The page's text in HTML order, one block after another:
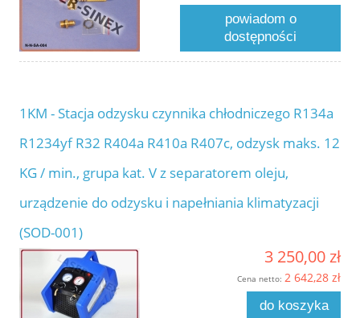
powiadom o
dostępności
1KM - Stacja odzysku czynnika chłodniczego R134a
R1234yf R32 R404a R410a R407c, odzysk maks. 12
KG / min., grupa kat. V z separatorem oleju,
urządzenie do odzysku i napełniania klimatyzacji
(SOD-001)
3 250,00 zł
Cena netto: 2 642,28 zł
do koszyka